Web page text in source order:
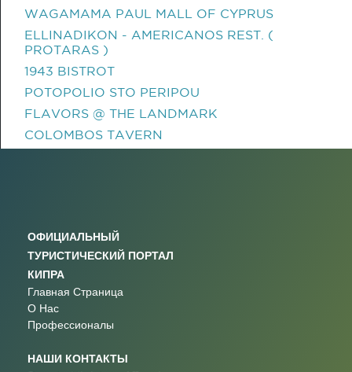
WAGAMAMA PAUL MALL OF CYPRUS
ELLINADIKON - AMERICANOS REST. (
PROTARAS )
1943 BISTROT
POTOPOLIO STO PERIPOU
FLAVORS @ THE LANDMARK
COLOMBOS TAVERN
ОФИЦИАЛЬНЫЙ
ТУРИСТИЧЕСКИЙ ПОРТАЛ
КИПРА
Главная Страница
О Нас
Профессионалы
НАШИ КОНТАКТЫ